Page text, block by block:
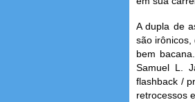
A dupla de
são irônicos,
bem
Samuel L.
flashback /
retrocessos